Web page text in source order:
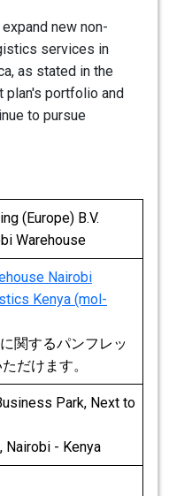
new non-
services in
as stated in the
plan's portfolio and
to pursue
(Europe) B.V.
Warehouse
Nairobi
Kenya (mol-
関するパンフレッ
だけます。
Park, Next to
Nairobi - Kenya